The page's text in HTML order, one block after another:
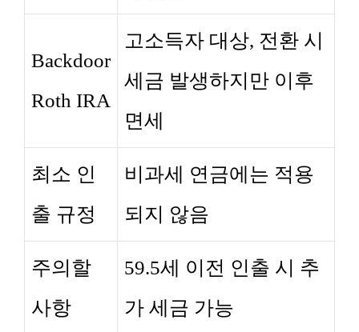
Backdoor
Roth IRA
고소득자 대상, 전환 시
세금 발생하지만 이후
면세
최소 인
출 규정
비과세 연금에는 적용
되지 않음
주의할
사항
59.5세 이전 인출 시 추
가 세금 가능